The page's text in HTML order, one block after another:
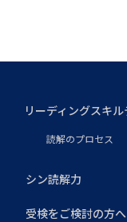
リーディングスキ
読解のプロセス
シン読解力
受検をご検討の方へ